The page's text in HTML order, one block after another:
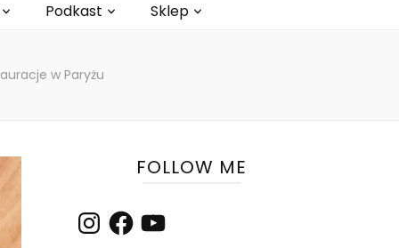
Podkast Sklep
w Paryżu
FOLLOW ME
Instagram
FacebookYouTube